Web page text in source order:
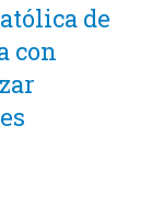
de
con